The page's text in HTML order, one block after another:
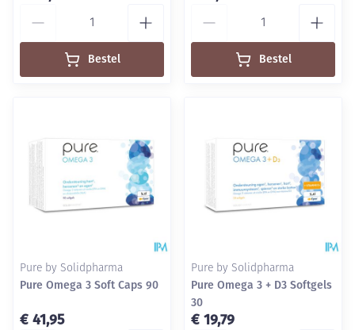
Bestel Bestel
Pure by Solidpharma
Pure Omega 3 Soft Caps 90
€ 41,95
Pure by Solidpharma
Pure Omega 3 + D3 Softgels
30
€ 19,79